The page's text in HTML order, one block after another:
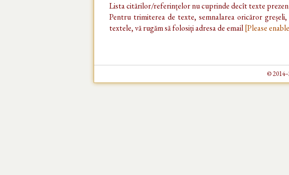
Lista citărilor/referințelor nu cuprinde decît texte
Pentru trimiterea de texte, semnalarea oricăror
textele, vă rugăm să folosiți adresa de email[Please
©